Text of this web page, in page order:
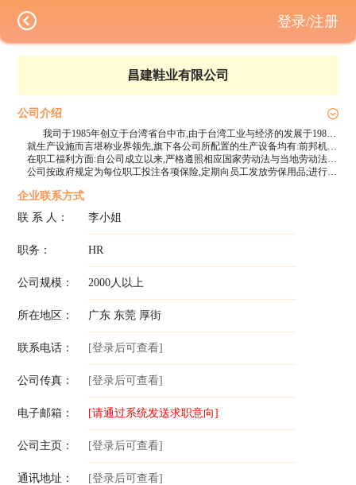
昌建鞋业有限公司
公司介绍
我司于1985年创立于台湾省台中市,由于台湾工业与经济的发展于1989年在广东省东莞厚街镇汀山建厂,1993年于厚街新围建诠立鞋厂（现已搬回汀山），于1996年于越南胡志明成立日升鞋厂,于2014年成立了立毅贸易,而后于2015年于柬埔寨建立柬埔寨昌健鞋厂;自公司成立以来专注于中高档女鞋的开发与生产,产品全部外销欧美等地,以掌握市场潮流的各式密鞋、凉鞋及靴子为主;在各界同仁的通力合作下,产品品质与公司信誉多年来一直保持着良好的水平与口碑。
就生产设施而言堪称业界领先,旗下各公司所配置的生产设备均有:前邦机、高单、高双、电脑车等大小百余台机器;就生产管理而言均为从业多年的业界精英,经验丰富!
在职工福利方面:自公司成立以来,严格遵照相应国家劳动法与当地劳动法规,有国家规定的节假日,星期天休息。进厂不收取任何押金,发薪实时。公司备有安全舒适的生活环境,福利社、图书室、篮球场、医务室等娱乐设施及保健中心一应俱全。员工宿舍、干部宿舍均配有冲凉房及空调、风扇等,还为有家属的员工提供便利的福利房以体恤照顾家人的心情,工作家庭两不耽误。
公司按政府规定为每位职工投注各项保险,定期向员工发放劳保用品;进行消防演习;主办健康与安全(急救)讲座等等。
企业联系方式
联 系 人：
李小姐
职务： HR
公司规模： 2000人以上
所在地区： 广东 东莞 厚街
联系电话： [登录后可查看]
公司传真： [登录后可查看]
电子邮箱： [请通过系统发送求职意向]
公司主页： [登录后可查看]
通讯地址： [登录后可查看]
登录/注册